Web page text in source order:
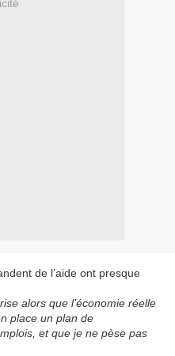
de l’aide ont presque
alors que l’économie réelle
place un plan de
et que je ne pèse pas